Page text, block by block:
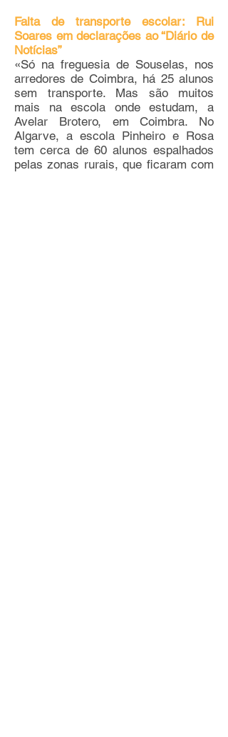
Falta de transporte escolar: Rui
Soares em declarações ao “Diário de
Notícias”
«Só na freguesia de Souselas, nos
arredores de Coimbra, há 25 alunos
sem transporte. Mas são muitos
mais na escola onde estudam, a
Avelar Brotero, em Coimbra. No
Algarve, a escola Pinheiro e Rosa
tem cerca de 60 alunos espalhados
pelas zonas rurais, que ficaram com